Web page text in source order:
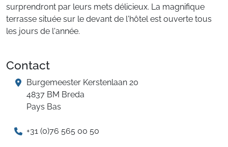
surprendront par leurs mets délicieux. La magnifique
terrasse située sur le devant de l'hôtel est ouverte tous
les jours de l'année.
Contact
Burgemeester Kerstenlaan 20
4837 BM Breda
Pays Bas
+31 (0)76 565 00 50